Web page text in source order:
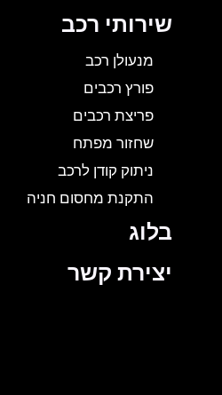
שירותי רכב
מנעולן רכב
פורץ רכבים
פריצת רכבים
שחזור מפתח
ניתוק קודן לרכב
התקנת מחסום חניה
בלוג
יצירת קשר